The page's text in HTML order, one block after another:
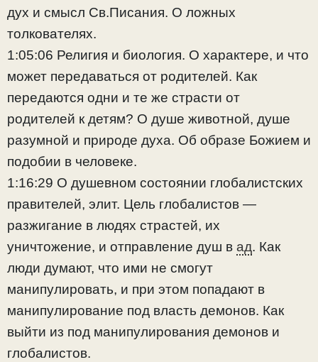
дух и смысл Св.Писания. О ложных
толкователях.
1:05:06 Религия и биология. О характере, и что
может передаваться от родителей. Как
передаются одни и те же страсти от
родителей к детям? О душе животной, душе
разумной и природе духа. Об образе Божием и
подобии в человеке.
1:16:29 О душевном состоянии глобалистских
правителей, элит. Цель глобалистов —
разжигание в людях страстей, их
уничтожение, и отправление душ в ад. Как
люди думают, что ими не смогут
манипулировать, и при этом попадают в
манипулирование под власть демонов. Как
выйти из под манипулирования демонов и
глобалистов.